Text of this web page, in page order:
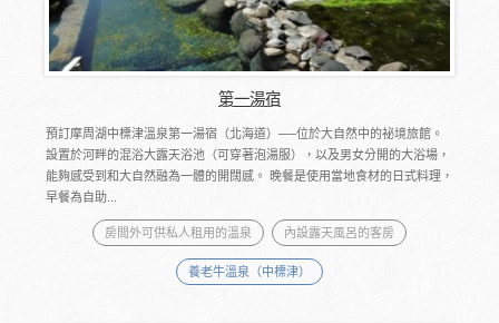
第一湯宿
預訂摩周湖中標津溫泉第一湯宿（北海道）──位於大自然中的祕境旅館。
設置於河畔的混浴大露天浴池（可穿著泡湯服），以及男女分開的大浴場，
能夠感受到和大自然融為一體的開闊感。 ​晚餐是使用當地食材的日式料理，
早餐為自助...
房間外可供私人租用的溫泉 內設露天風呂的客房
養老牛溫泉（中標津）